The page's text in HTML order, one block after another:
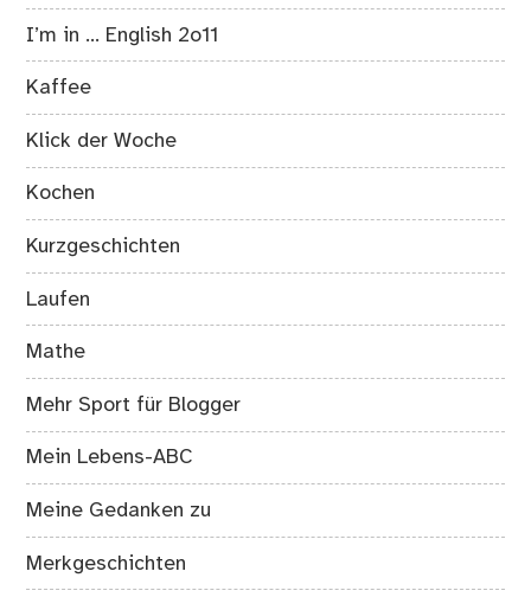
I’m in … English 2o11
Kaffee
Klick der Woche
Kochen
Kurzgeschichten
Laufen
Mathe
Mehr Sport für Blogger
Mein Lebens-ABC
Meine Gedanken zu
Merkgeschichten